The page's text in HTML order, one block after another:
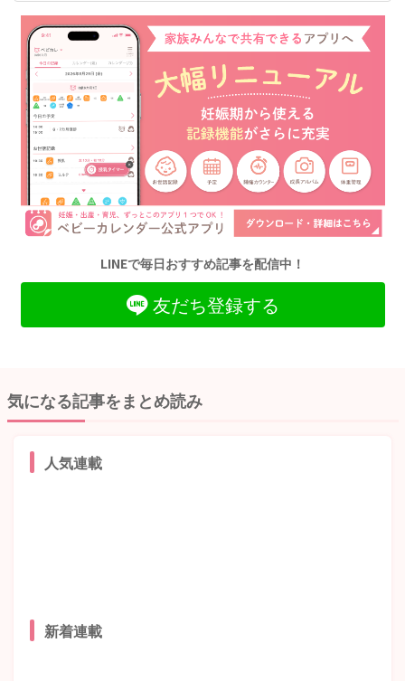
LINEで毎日おすすめ記事を配信中！
友だち登録する
気になる記事をまとめ読み
人気連載
新着連載